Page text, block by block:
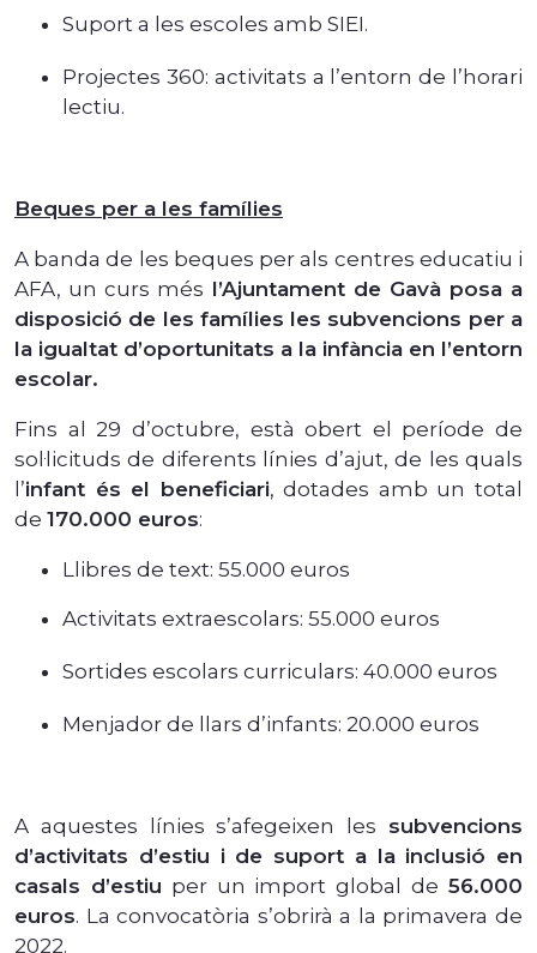
Suport a les escoles amb SIEI.
Projectes 360: activitats a l’entorn de l’horari
lectiu.
Beques per a les famílies
A banda de les beques per als centres educatiu i
AFA, un curs més l’Ajuntament de Gavà posa a
disposició de les famílies les subvencions per a
la igualtat d’oportunitats a la infància en l’entorn
escolar.
Fins al 29 d’octubre, està obert el període de
sol·licituds de diferents línies d’ajut, de les quals
l’infant és el beneficiari, dotades amb un total
de 170.000 euros:
Llibres de text: 55.000 euros
Activitats extraescolars: 55.000 euros
Sortides escolars curriculars: 40.000 euros
Menjador de llars d’infants: 20.000 euros
A aquestes línies s’afegeixen les subvencions
d’activitats d’estiu i de suport a la inclusió en
casals d’estiu per un import global de56.000
euros. La convocatòria s’obrirà a la primavera de
2022.